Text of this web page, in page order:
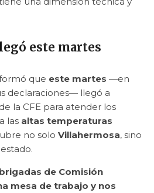
este martes
que este martes —en
declaraciones— llegó a
la CFE para atender los
las altas temperaturas
no solo Villahermosa, sino
de Comisión
mesa de trabajo y nos